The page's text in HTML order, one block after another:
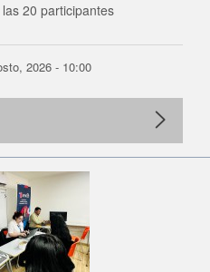
20 participantes
2026 - 10:00